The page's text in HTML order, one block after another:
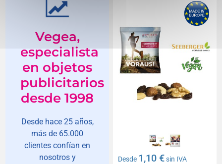
Vegea,
especialista
en objetos
publicitarios
desde 1998
Desde hace 25 años,
más de 65.000
clientes confían en
nosotros y
Desde 1,10 €sin IVA